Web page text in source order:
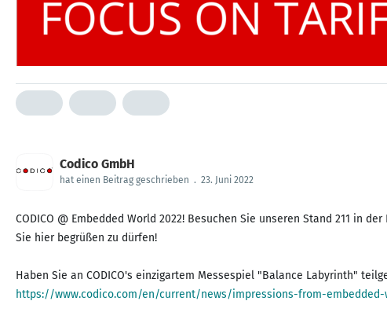
Codico GmbH
hat einen Beitrag geschrieben . 23. Juni 2022
CODICO @ Embedded World 2022! Besuchen Sie unseren Stand 211 in
Sie hier begrüßen zu dürfen!
Haben Sie an CODICO's einzigartem Messespiel "Balance Labyrinth"
https://www.codico.com/en/current/news/impressions-from-embedded-